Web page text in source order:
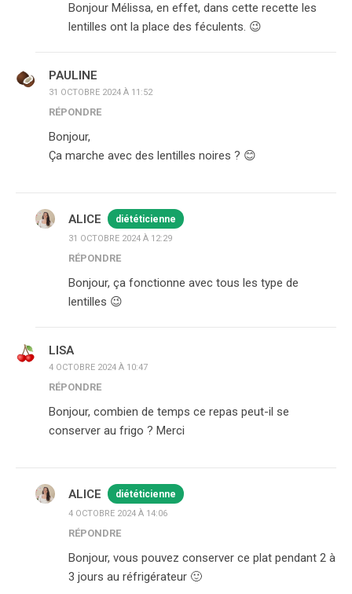
Bonjour Mélissa, en effet, dans cette recette les
lentilles ont la place des féculents. 😉
PAULINE
31 OCTOBRE 2024 À 11:52
RÉPONDRE
Bonjour,
Ça marche avec des lentilles noires ? 😊
ALICE diététicienne
31 OCTOBRE 2024 À 12:29
RÉPONDRE
Bonjour, ça fonctionne avec tous les type de
lentilles 😉
LISA
4 OCTOBRE 2024 À 10:47
RÉPONDRE
Bonjour, combien de temps ce repas peut-il se
conserver au frigo ? Merci
ALICE diététicienne
4 OCTOBRE 2024 À 14:06
RÉPONDRE
Bonjour, vous pouvez conserver ce plat pendant 2 à
3 jours au réfrigérateur 🙂